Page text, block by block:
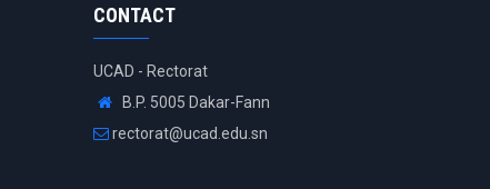
CONTACT
UCAD - Rectorat
B.P. 5005 Dakar-Fann
rectorat@ucad.edu.sn